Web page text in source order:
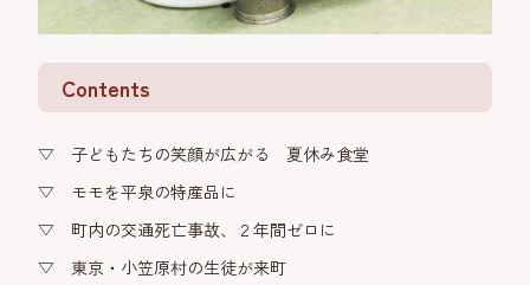
Contents
▽ 子どもたちの笑顔が広がる 夏休み食堂
▽ モモを平泉の特産品に
▽ 町内の交通死亡事故、２年間ゼロに
▽ 東京・小笠原村の生徒が来町